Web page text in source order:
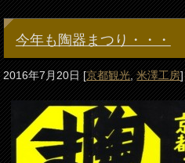
今年も陶器まつり・・・
2016年7月20日[京都観光,米澤工房]